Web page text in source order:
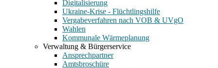
Digitalisierung
Ukraine-Krise - Flüchtlingshilfe
Vergabeverfahren nach VOB & UVgO
Wahlen
Kommunale Wärmeplanung
Verwaltung & Bürgerservice
Ansprechpartner
Amtsbroschüre